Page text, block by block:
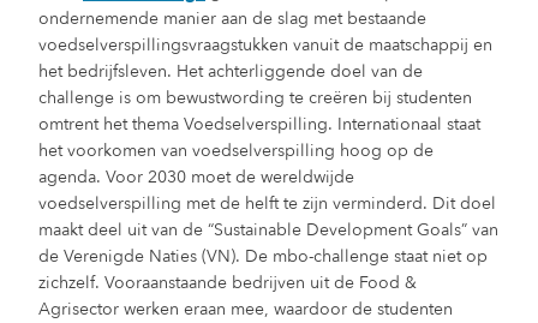
ondernemende manier aan de slag met bestaande
voedselverspillingsvraagstukken vanuit de maatschappij en
het bedrijfsleven. Het achterliggende doel van de
challenge is om bewustwording te creëren bij studenten
omtrent het thema Voedselverspilling. Internationaal staat
het voorkomen van voedselverspilling hoog op de
agenda. Voor 2030 moet de wereldwijde
voedselverspilling met de helft te zijn verminderd. Dit doel
maakt deel uit van de “Sustainable Development Goals” van
de Verenigde Naties (VN). De mbo-challenge staat niet op
zichzelf. Vooraanstaande bedrijven uit de Food &
Agrisector werken eraan mee, waardoor de studenten